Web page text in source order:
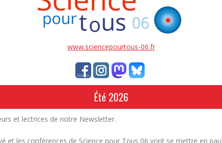
www.sciencepourtous-06.fr
Été 2026
et lectrices de notre Newsletter.
et les conférences de Science pour Tous 06 vont se mettre en